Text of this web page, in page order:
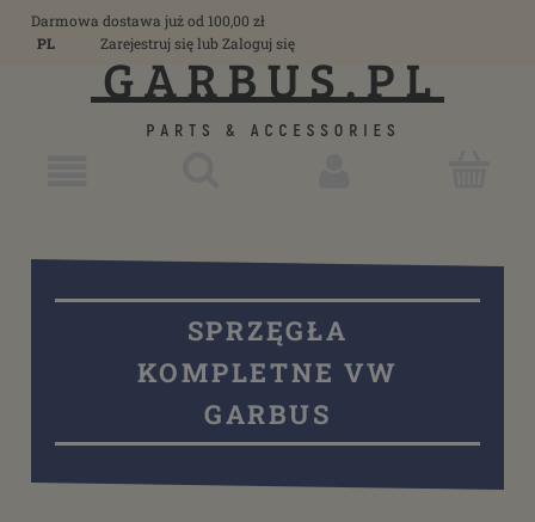
Darmowa dostawa już od 100,00 zł
PL
Zarejestruj sięlub Zaloguj się
SPRZĘGŁA
KOMPLETNE VW
GARBUS